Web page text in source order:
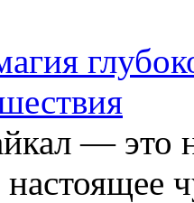
— это
настоящее